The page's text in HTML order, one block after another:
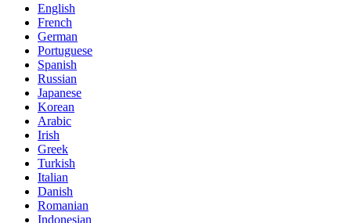
English
French
German
Portuguese
Spanish
Russian
Japanese
Korean
Arabic
Irish
Greek
Turkish
Italian
Danish
Romanian
Indonesian